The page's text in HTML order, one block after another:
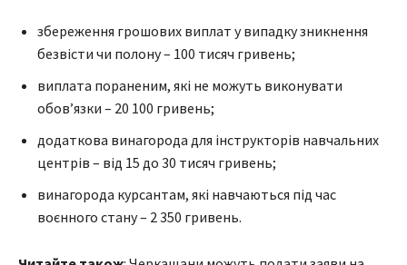
збереження грошових виплат у випадку зникнення
безвісти чи полону – 100 тисяч гривень;
виплата пораненим, які не можуть виконувати
обов’язки – 20 100 гривень;
додаткова винагорода для інструкторів навчальних
центрів – від 15 до 30 тисяч гривень;
винагорода курсантам, які навчаються під час
воєнного стану – 2 350 гривень.